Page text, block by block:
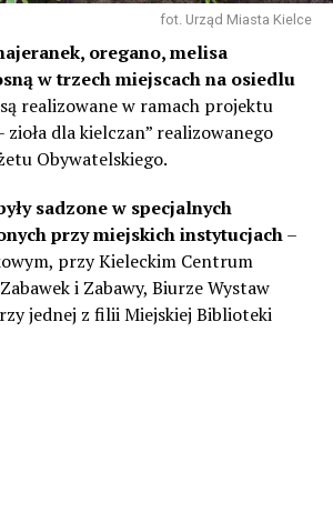
fot. Urząd Miasta Kielce
oregano, melisa
w trzech miejscach na osiedlu
realizowane w ramach projektu
zioła dla kielczan” realizowanego
Obywatelskiego.
sadzone w specjalnych
przy miejskich instytucjach–
przy Kieleckim Centrum
i Zabawy, Biurze Wystaw
jednej z filii Miejskiej Biblioteki